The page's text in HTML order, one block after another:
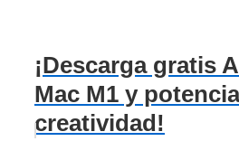
¡Descarga gratis
Mac M1 y
creatividad!